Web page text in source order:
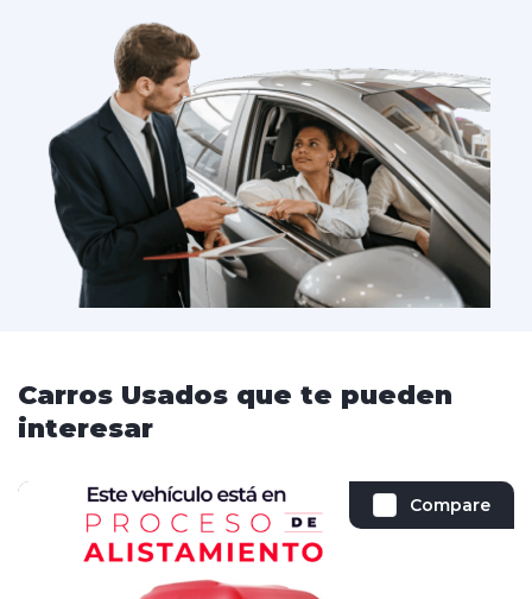
Carros Usados que te pueden
interesar
Compare